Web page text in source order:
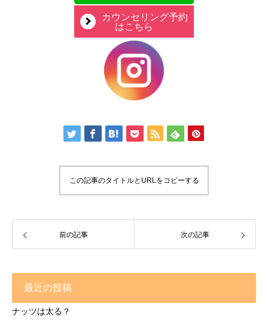
カウンセリング予約
はこちら
この記事のタイトルとURLをコピーする
前の記事 次の記事
最近の投稿
ナッツは太る？